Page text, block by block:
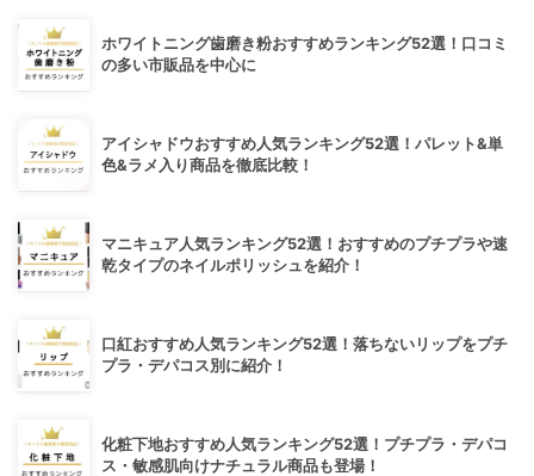
ホワイトニング歯磨き粉おすすめランキング52選！口コミ
の多い市販品を中心に
アイシャドウおすすめ人気ランキング52選！パレット&単
色&ラメ入り商品を徹底比較！
マニキュア人気ランキング52選！おすすめのプチプラや速
乾タイプのネイルポリッシュを紹介！
口紅おすすめ人気ランキング52選！落ちないリップをプチ
プラ・デパコス別に紹介！
化粧下地おすすめ人気ランキング52選！プチプラ・デパコ
ス・敏感肌向けナチュラル商品も登場！